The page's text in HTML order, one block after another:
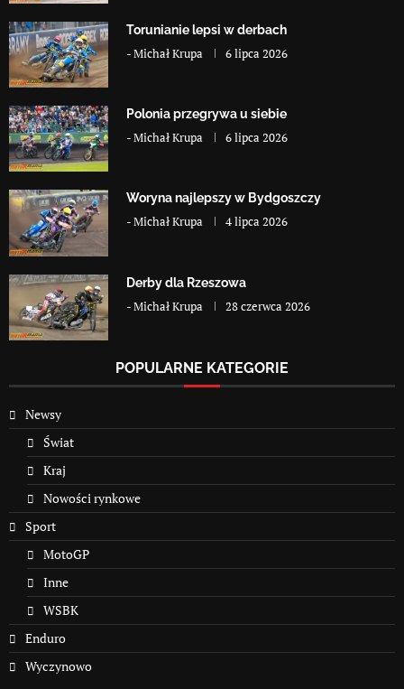
Torunianie lepsi w derbach
-Michał Krupa 6 lipca 2026
Polonia przegrywa u siebie
-Michał Krupa 6 lipca 2026
Woryna najlepszy w Bydgoszczy
-Michał Krupa 4 lipca 2026
Derby dla Rzeszowa
-Michał Krupa 28 czerwca 2026
POPULARNE KATEGORIE
Newsy
Świat
Kraj
Nowości rynkowe
Sport
MotoGP
Inne
WSBK
Enduro
Wyczynowo